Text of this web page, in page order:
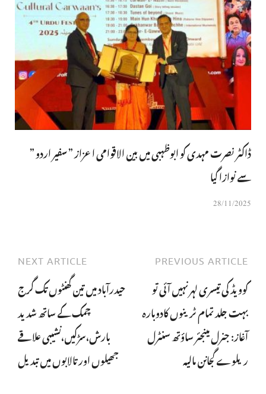
ڈاکٹر نصرت مہدی کو ابوظہبی میں بین الاقوامی اعزاز ” سفیر اردو ”
سے نوازا گیا
28/11/2025
PREVIOUS ARTICLE
کوویڈ کی تیسری لہر نہیں آئی تو
بہت جلد تمام ٹرینوں کادوبارہ
آغاز: جنرل مینجئر ساؤتھ سنٹرل
ریلوے گجانن مالیہ
NEXT ARTICLE
حیدرآباد میں تین گھنٹوں تک گرج
چمک کے ساتھ شدید
بارش،سڑکیں،نشیبی علاقے
جھیلوں اور تالابوں میں تبدیل